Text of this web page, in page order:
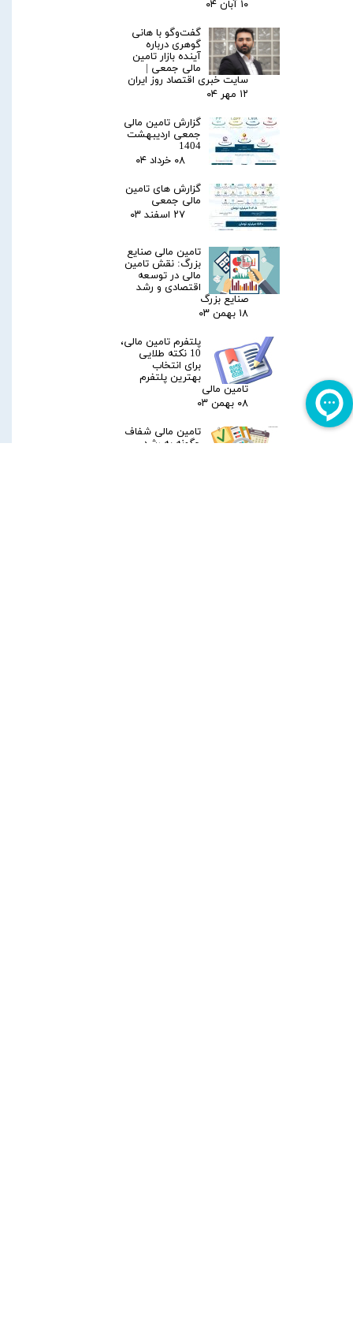
۱۰ آبان ۰۴
گفت‌وگو با هانی
گوهری درباره
آینده بازار تامین
مالی جمعی |
سایت خبری اقتصاد روز ایران
۱۲ مهر ۰۴
گزارش تامین مالی
جمعی اردیبهشت
1404
۰۸ خرداد ۰۴
گزارش های تامین
مالی جمعی
۲۷ اسفند ۰۳
تامین مالی صنایع
بزرگ: نقش تامین
مالی در توسعه
اقتصادی و رشد
صنایع بزرگ
۱۸ بهمن ۰۳
پلتفرم تامین مالی،
10 نکته طلایی
برای انتخاب
بهترین پلتفرم
تامین مالی
۰۸ بهمن ۰۳
تامین مالی شفاف
چگونه به رشد